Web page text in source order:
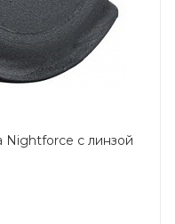
Nightforce с линзой